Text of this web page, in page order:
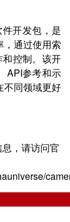
开发包，是
通过使用索
控制。该开
API参考和示
不同领域更好
，请访问官